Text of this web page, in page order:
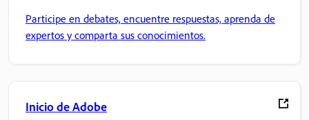
Participe en debates, encuentre respuestas, aprenda de
expertos y comparta sus conocimientos.
Inicio de Adobe